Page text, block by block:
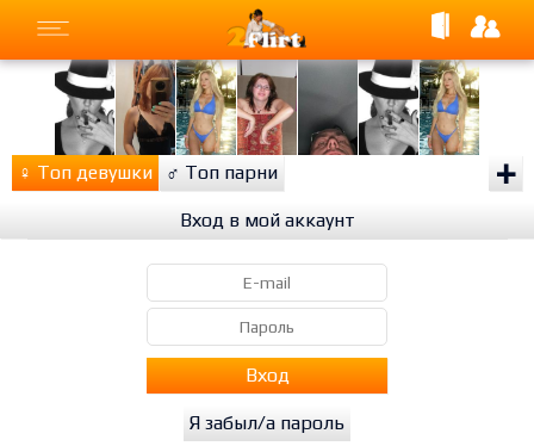
♀Топ девушки ♂ Топ парни +
Вход в мой аккаунт
Вход
Я забыл/а пароль